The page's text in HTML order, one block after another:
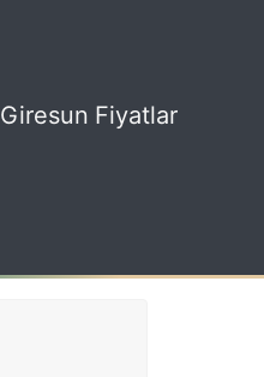
Giresun Fiyatlar